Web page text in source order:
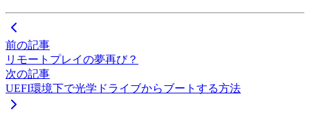
前の記事
リモートプレイの夢再び？
次の記事
UEFI環境下で光学ドライブからブートする方法